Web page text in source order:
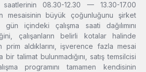
08.30-12.30 — 13.30-17.00
mesaisinin büyük çoğunluğunu şirket
gün içindeki çalışma saati dağılımını
çalışanların belirli kotalar halinde
prim aldıklarını, işverence fazla mesai
bir talimat bulunmadığını, satış temsilcisi
programını tamamen kendisinin